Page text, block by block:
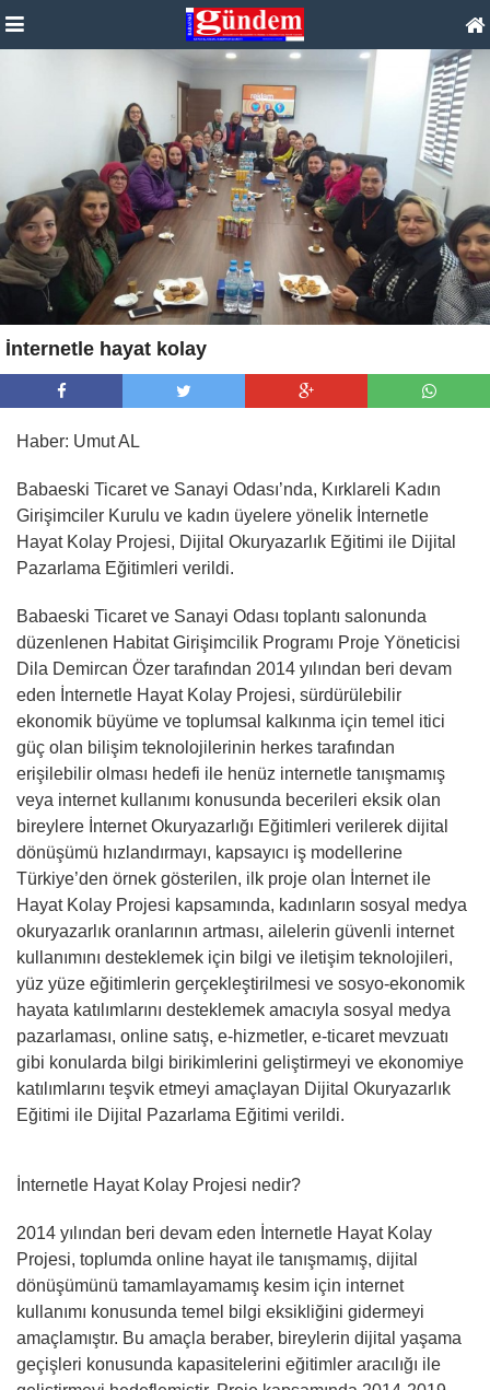
İnternetle hayat kolay
Haber: Umut AL
Babaeski Ticaret ve Sanayi Odası’nda, Kırklareli Kadın
Girişimciler Kurulu ve kadın üyelere yönelik İnternetle
Hayat Kolay Projesi, Dijital Okuryazarlık Eğitimi ile Dijital
Pazarlama Eğitimleri verildi.
Babaeski Ticaret ve Sanayi Odası toplantı salonunda
düzenlenen Habitat Girişimcilik Programı Proje Yöneticisi
Dila Demircan Özer tarafından 2014 yılından beri devam
eden İnternetle Hayat Kolay Projesi, sürdürülebilir
ekonomik büyüme ve toplumsal kalkınma için temel itici
güç olan bilişim teknolojilerinin herkes tarafından
erişilebilir olması hedefi ile henüz internetle tanışmamış
veya internet kullanımı konusunda becerileri eksik olan
bireylere İnternet Okuryazarlığı Eğitimleri verilerek dijital
dönüşümü hızlandırmayı, kapsayıcı iş modellerine
Türkiye’den örnek gösterilen, ilk proje olan İnternet ile
Hayat Kolay Projesi kapsamında, kadınların sosyal medya
okuryazarlık oranlarının artması, ailelerin güvenli internet
kullanımını desteklemek için bilgi ve iletişim teknolojileri,
yüz yüze eğitimlerin gerçekleştirilmesi ve sosyo-ekonomik
hayata katılımlarını desteklemek amacıyla sosyal medya
pazarlaması, online satış, e-hizmetler, e-ticaret mevzuatı
gibi konularda bilgi birikimlerini geliştirmeyi ve ekonomiye
katılımlarını teşvik etmeyi amaçlayan Dijital Okuryazarlık
Eğitimi ile Dijital Pazarlama Eğitimi verildi.
İnternetle Hayat Kolay Projesi nedir?
2014 yılından beri devam eden İnternetle Hayat Kolay
Projesi, toplumda online hayat ile tanışmamış, dijital
dönüşümünü tamamlayamamış kesim için internet
kullanımı konusunda temel bilgi eksikliğini gidermeyi
amaçlamıştır. Bu amaçla beraber, bireylerin dijital yaşama
geçişleri konusunda kapasitelerini eğitimler aracılığı ile